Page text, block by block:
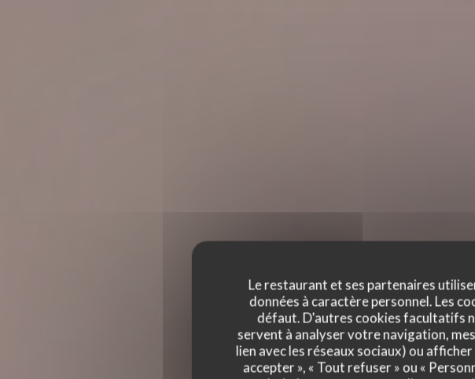
Le restaurant et ses partenaires
données à caractère personnel. Les
défaut. D'autres cookies facultatifs
servent à analyser votre navigation,
lien avec les réseaux sociaux) ou
accepter », « Tout refuser » ou «LE